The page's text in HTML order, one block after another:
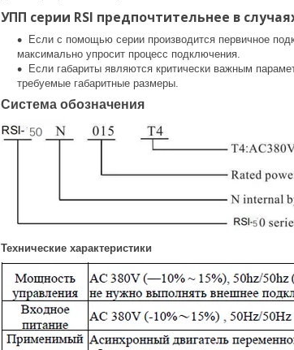
УПП серии RSI предпочтительнее в
Если с помощью серии производится первичное
максимально упросит процесс подключения.
Если габариты являются критически важным
требуемые габаритные размеры.
Система обозначения
Технические характеристики